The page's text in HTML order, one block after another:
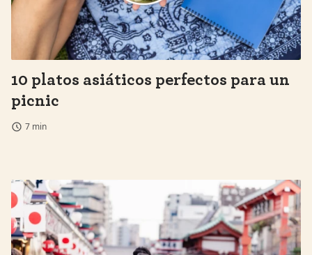
10 platos asiáticos perfectos para un
picnic
7 min